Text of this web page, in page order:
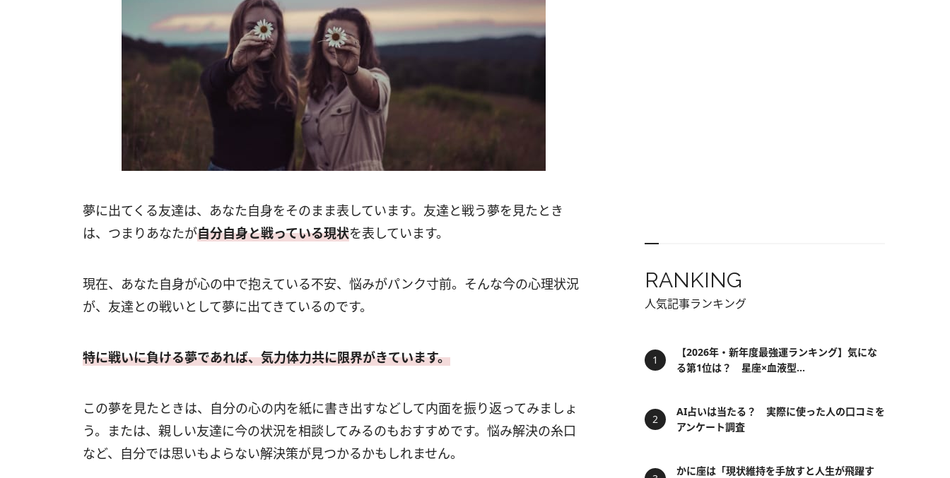
夢に出てくる友達は、あなた自身をそのまま表しています。友達と戦う夢を見たとき
は、つまりあなたが自分自身と戦っている現状を表しています。
現在、あなた自身が心の中で抱えている不安、悩みがパンク寸前。そんな今の心理状況
が、友達との戦いとして夢に出てきているのです。
特に戦いに負ける夢であれば、気力体力共に限界がきています。
この夢を見たときは、自分の心の内を紙に書き出すなどして内面を振り返ってみましょ
う。または、親しい友達に今の状況を相談してみるのもおすすめです。悩み解決の糸口
など、自分では思いもよらない解決策が見つかるかもしれません。
RANKING
人気記事ランキング
【2026年・新年度最強運ランキング】気にな
る第1位は？ 星座×血液型...
AI占いは当たる？ 実際に使った人の口コミを
アンケート調査
かに座は「現状維持を手放すと人生が飛躍す